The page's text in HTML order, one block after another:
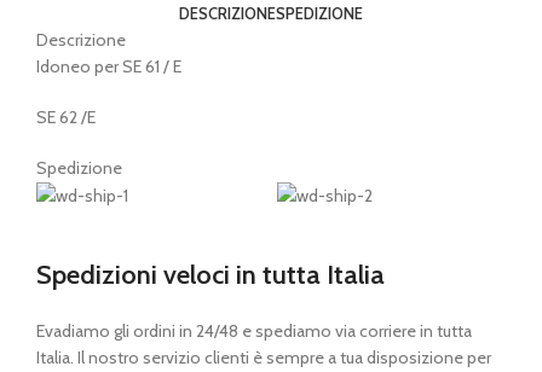
DESCRIZIONESPEDIZIONE
Descrizione
Idoneo per SE 61 / E
SE 62 /E
Spedizione
Spedizioni veloci in tutta Italia
Evadiamo gli ordini in 24/48 e spediamo via corriere in tutta
Italia. Il nostro servizio clienti è sempre a tua disposizione per